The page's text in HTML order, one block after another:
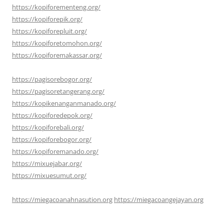
https://kopiforementeng.org/
https://kopiforepik.org/
https://kopiforepluit.org/
https://kopiforetomohon.org/
https://kopiforemakassar.org/
https://pagisorebogor.org/
https://pagisoretangerang.org/
https://kopikenanganmanado.org/
https://kopiforedepok.org/
https://kopiforebali.org/
https://kopiforebogor.org/
https://kopiforemanado.org/
https://mixuejabar.org/
https://mixuesumut.org/
https://miegacoanahnasution.org https://miegacoangejayan.org